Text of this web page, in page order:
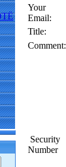
Your
Email:
Title:
Comment:
Security
Number